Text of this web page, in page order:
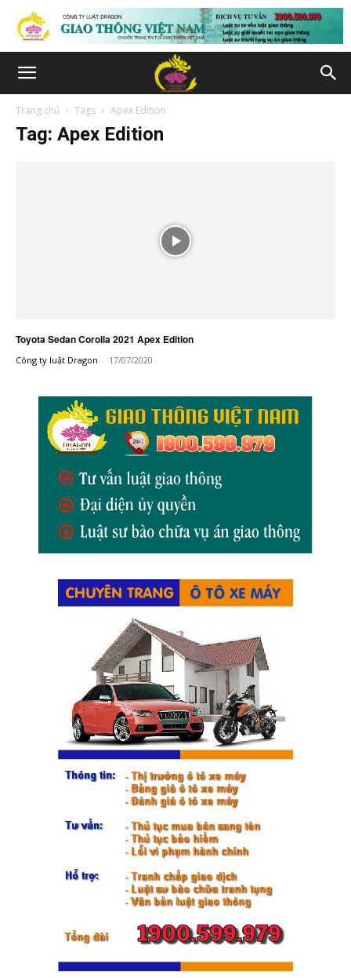
Trang chủ Tags Apex Edition
Tag: Apex Edition
Toyota Sedan Corolla 2021 Apex Edition
Công ty luật Dragon - 17/07/2020